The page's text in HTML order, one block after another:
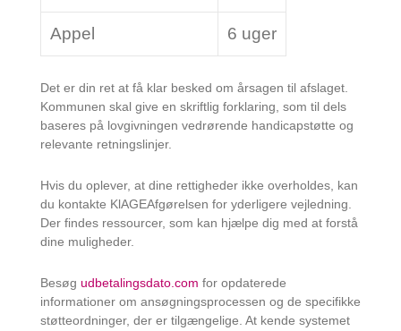
Appel 6 uger
Det er din ret at få klar besked om årsagen til afslaget.
Kommunen skal give en skriftlig forklaring, som til dels
baseres på lovgivningen vedrørende handicapstøtte og
relevante retningslinjer.
Hvis du oplever, at dine rettigheder ikke overholdes, kan
du kontakte KlAGEAfgørelsen for yderligere vejledning.
Der findes ressourcer, som kan hjælpe dig med at forstå
dine muligheder.
Besøg udbetalingsdato.com for opdaterede
informationer om ansøgningsprocessen og de specifikke
støtteordninger, der er tilgængelige. At kende systemet